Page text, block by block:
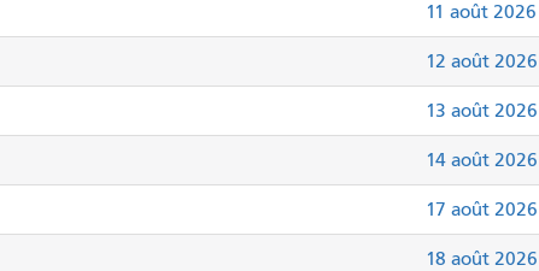
11 août 2026
12 août 2026
13 août 2026
14 août 2026
17 août 2026
18 août 2026